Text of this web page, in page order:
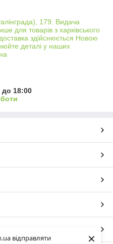
відправляти
×
179. Видача
для товарів з харківського
здійснюється Новою
деталі у наших
до 18:00